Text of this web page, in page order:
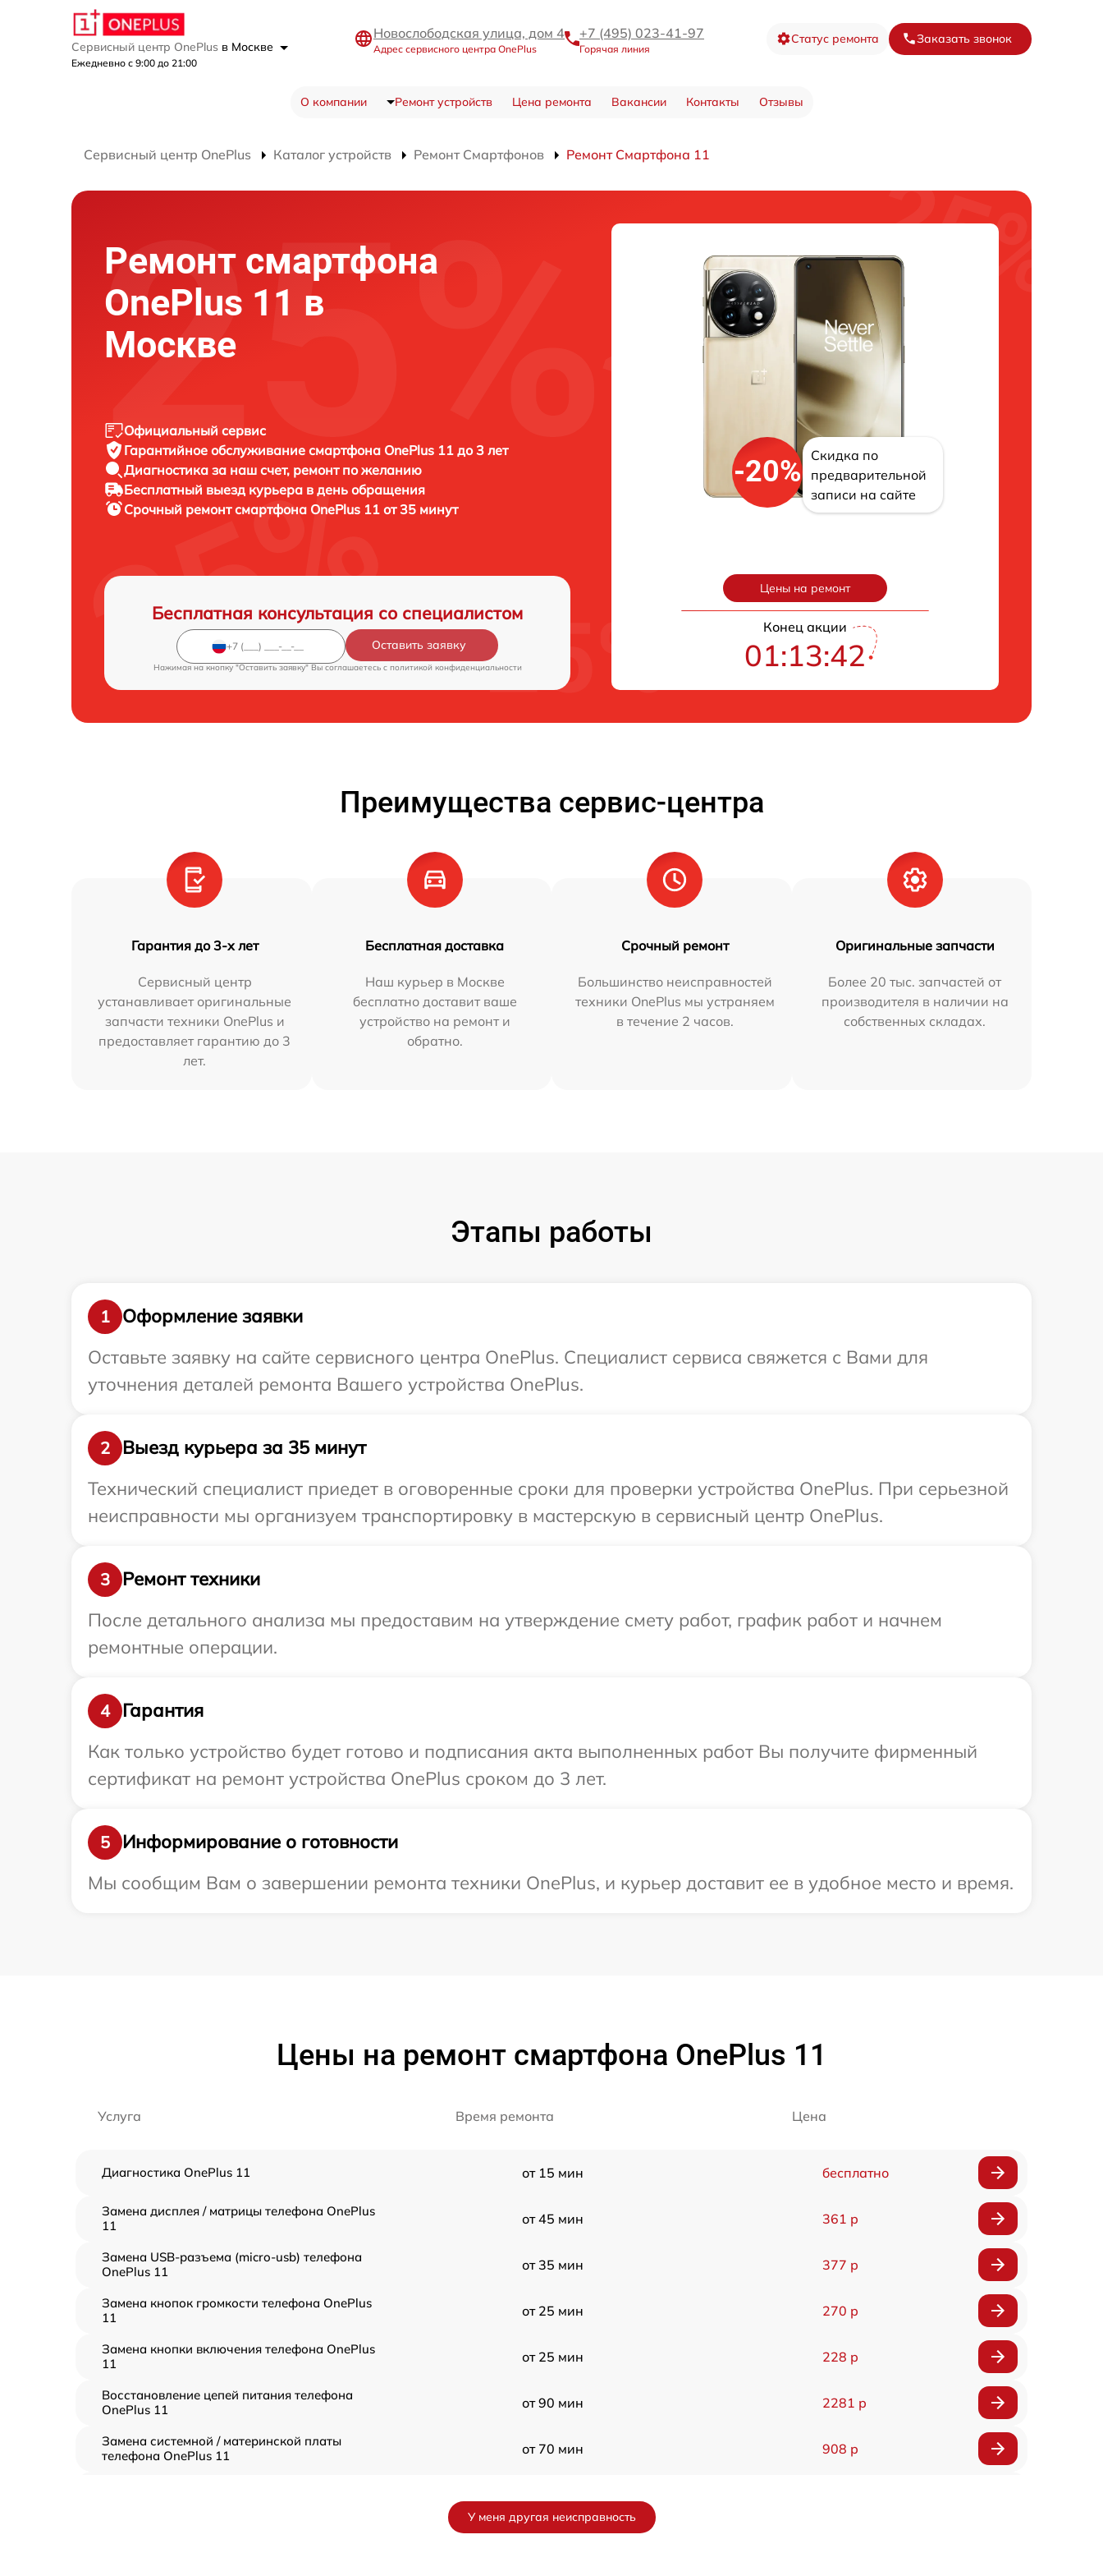
Сервисный центр OnePlus в Москве
Ежедневно с 9:00 до 21:00
Новослободская улица, дом 4
Адрес сервисного центра OnePlus
+7 (495) 023-41-97
Горячая линия
Статус ремонта Заказать звонок
О компании Ремонт устройств Цена ремонта Вакансии Контакты Отзывы
Сервисный центр OnePlus Каталог устройств Ремонт Смартфонов Ремонт Смартфона 11
Ремонт смартфона
OnePlus 11 в
Москве
Официальный сервис
Гарантийное обслуживание смартфона OnePlus 11 до 3 лет
Диагностика за наш счет, ремонт по желанию
Бесплатный выезд курьера в день обращения
Срочный ремонтсмартфона OnePlus 11 от 35 минут
Бесплатная консультация со специалистом
Оставить заявку
Нажимая на кнопку "Оставить заявку" Вы соглашаетесь c политикой конфиденциальности
-20%
Скидка по
предварительной
записи на сайте
Цены на ремонт
Конец акции
01:13:42
Преимущества сервис-центра
Гарантия до 3-х лет
Сервисный центр
устанавливает оригинальные
запчасти техники OnePlus и
предоставляет гарантию до 3
лет.
Бесплатная доставка
Наш курьер в Москве
бесплатно доставит ваше
устройство на ремонт и
обратно.
Срочный ремонт
Большинство неисправностей
техники OnePlus мы устраняем
в течение 2 часов.
Оригинальные запчасти
Более 20 тыс. запчастей от
производителя в наличии на
собственных складах.
Этапы работы
1
Оформление заявки
Оставьте заявку на сайте сервисного центра OnePlus. Специалист сервиса свяжется с Вами для
уточнения деталей ремонта Вашего устройства OnePlus.
2
Выезд курьера за 35 минут
Технический специалист приедет в оговоренные сроки для проверки устройства OnePlus. При серьезной
неисправности мы организуем транспортировку в мастерскую в сервисный центр OnePlus.
3
Ремонт техники
После детального анализа мы предоставим на утверждение смету работ, график работ и начнем
ремонтные операции.
4
Гарантия
Как только устройство будет готово и подписания акта выполненных работ Вы получите фирменный
сертификат на ремонт устройства OnePlus сроком до 3 лет.
5
Информирование о готовности
Мы сообщим Вам о завершении ремонта техники OnePlus, и курьер доставит ее в удобное место и время.
Цены на ремонт смартфона OnePlus 11
Услуга Время ремонта Цена
Диагностика OnePlus 11 от 15 мин бесплатно
Замена дисплея / матрицы телефона OnePlus
11
от 45 мин 361 р
Замена USB-разъема (micro-usb) телефона
OnePlus 11
от 35 мин 377 р
Замена кнопок громкости телефона OnePlus
11
от 25 мин 270 р
Замена кнопки включения телефона OnePlus
11
от 25 мин 228 р
Восстановление цепей питания телефона
OnePlus 11
от 90 мин 2281 р
Замена системной / материнской платы
телефона OnePlus 11
от 70 мин 908 р
У меня другая неисправность